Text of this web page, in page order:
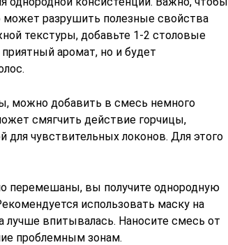
может разрушить полезные свойства
текстуры, добавьте 1-2 столовые
аромат, но и будет
можно добавить в смесь немного
смягчить действие горчицы,
чувствительных локонов. Для этого
перемешаны, вы получите однородную
использовать маску на
впитывалась. Наносите смесь от
проблемным зонам.